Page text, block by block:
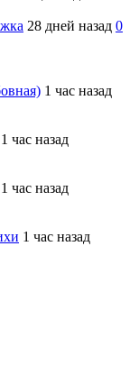
28 дней назад 0
1 час назад
1 час назад
1 час назад
1 час назад